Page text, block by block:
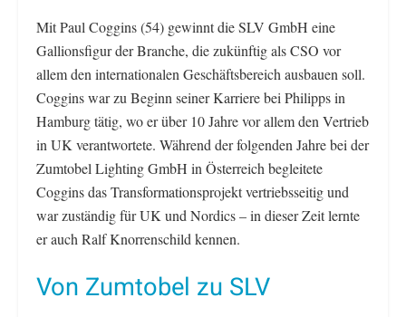
Mit Paul Coggins (54) gewinnt die SLV GmbH eine
Gallionsfigur der Branche, die zukünftig als CSO vor
allem den internationalen Geschäftsbereich ausbauen soll.
Coggins war zu Beginn seiner Karriere bei Philipps in
Hamburg tätig, wo er über 10 Jahre vor allem den Vertrieb
in UK verantwortete. Während der folgenden Jahre bei der
Zumtobel Lighting GmbH in Österreich begleitete
Coggins das Transformationsprojekt vertriebsseitig und
war zuständig für UK und Nordics – in dieser Zeit lernte
er auch Ralf Knorrenschild kennen.
Von Zumtobel zu SLV